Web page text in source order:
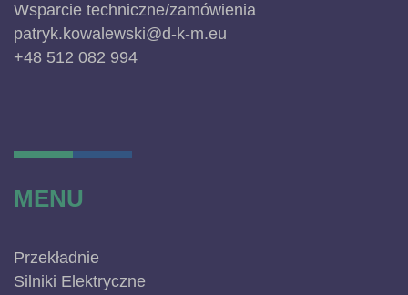
Wsparcie techniczne/zamówienia
patryk.kowalewski@d-k-m.eu
+48 512 082 994
MENU
Przekładnie
Silniki Elektryczne